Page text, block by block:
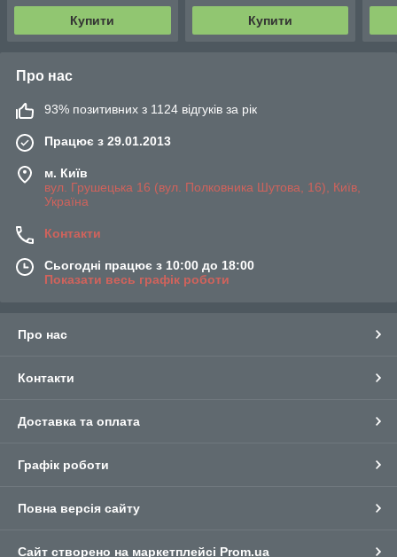
Купити Купити
Про нас
93% позитивних з 1124 відгуків за рік
Працює з 29.01.2013
м. Київ
вул. Грушецька 16 (вул. Полковника Шутова, 16), Київ,
Україна
Контакти
Сьогодні працює з 10:00 до 18:00
Показати весь графік роботи
Про нас
Контакти
Доставка та оплата
Графік роботи
Повна версія сайту
Сайт створено на маркетплейсі Prom.ua